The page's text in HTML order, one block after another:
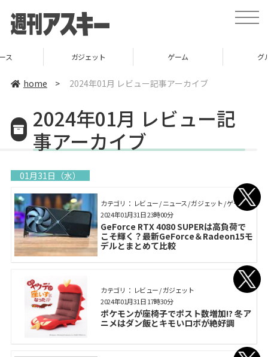
toggle
home > 2024年01月 レビュー記事アーカイブ
2024年01月 レビュー記
事アーカイブ
01月31日（水）
カテゴリ： レビュー / ニュース / ガジェット / ゲーム
GeForce RTX 4080 SUPERは高負荷で
こそ輝く？最新GeForce＆Radeon15モ
デルとまとめて比較
2024年01月31日 23時00分
カテゴリ： レビュー / ガジェット
ポケモンが座椅子でポスト数増加!? 冬ア
ニメはダン飯とキモいロボが絶好調
2024年01月31日 17時30分